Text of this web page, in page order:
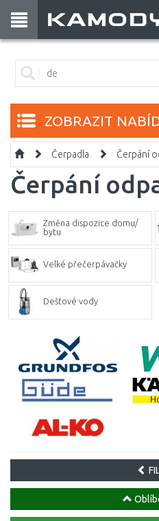
ZOBRAZIT
Čerpadla Čerpání
Čerpání
Změna dispozice domu/
bytu
Velké přečerpávačky
Dešťové vody